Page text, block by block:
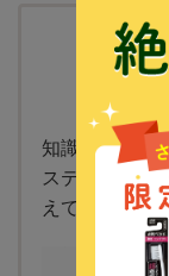
知識豊富なコ
ステムでお客
えていきます